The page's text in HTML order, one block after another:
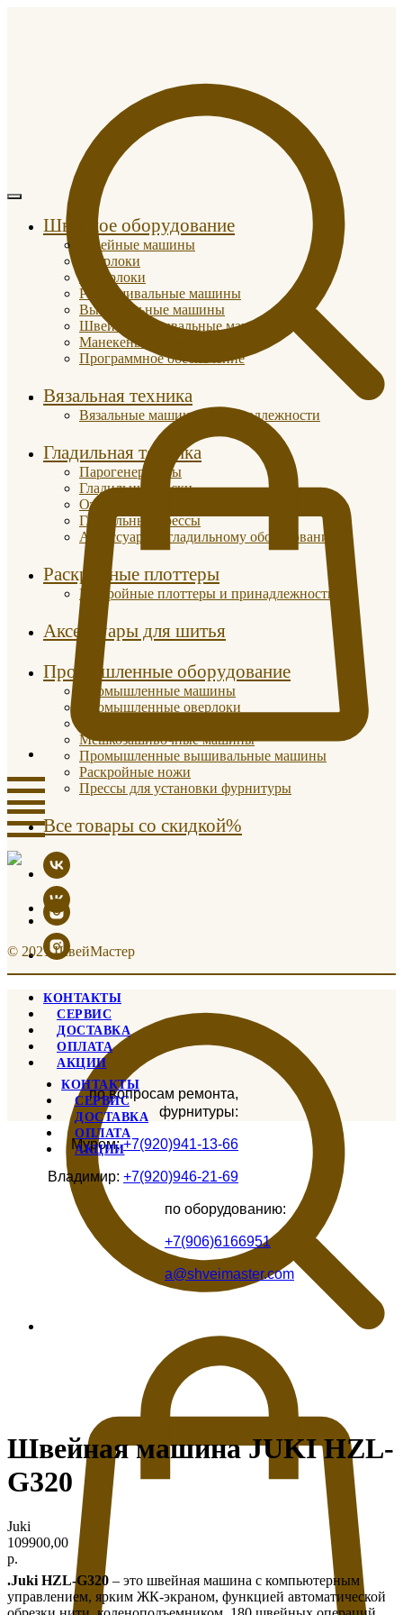
Швейное оборудование
Швейные машины
Оверлоки
Коверлоки
Распошивальные машины
Вышивальные машины
Швейно-вышивальные машины
Манекены портновские
Программное обеспечение
Вязальная техника
Вязальные машины и принадлежности
Гладильная техника
Парогенераторы
Гладильные доски
Отпариватели
Гладильные прессы
Аксессуары к гладильному оборудованию
Раскройные плоттеры
Раскройные плоттеры и принадлежности
Аксессуары для шитья
Промышленные оборудование
Промышленные машины
Промышленные оверлоки
Мешкозашивочные машины
Промышленные вышивальные машины
Раскройные ножи
Прессы для установки фурнитуры
Все товары со скидкой%
© 2021 ШвейМастер
КОНТАКТЫ
СЕРВИС
ДОСТАВКА
ОПЛАТА
АКЦИИ
по вопросам ремонта,
фурнитуры:
Муром:+7(920)941-13-66
Владимир: +7(920)946-21-69
по оборудованию:
+7(906)6166951
a@shveimaster.com
КОНТАКТЫ
СЕРВИС
ДОСТАВКА
ОПЛАТА
АКЦИИ
Швейная машина JUKI HZL-
G320
Juki
109900,00
р.
.Juki HZL-G320 – это швейная машина с компьютерным
управлением, ярким ЖК-экраном, функцией автоматической